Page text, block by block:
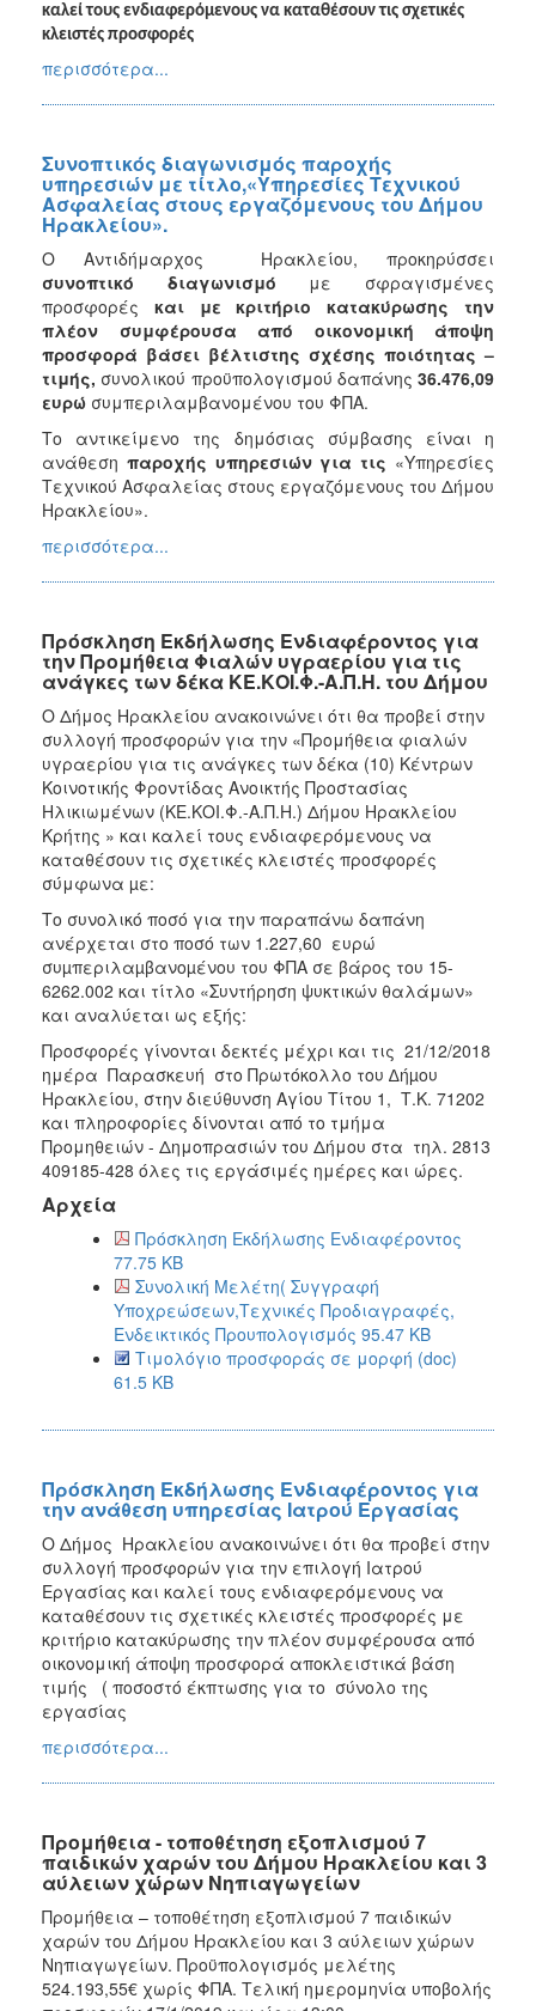
καλεί τους ενδιαφερόμενους να καταθέσουν τις σχετικές
κλειστές προσφορές
περισσότερα...
Συνοπτικός διαγωνισμός παροχής
υπηρεσιών με τίτλο,«Υπηρεσίες Τεχνικού
Ασφαλείας στους εργαζόμενους του Δήμου
Ηρακλείου».
Ο Αντιδήμαρχος Ηρακλείου, προκηρύσσει
συνοπτικό διαγωνισμό με σφραγισμένες
προσφορές και με κριτήριο κατακύρωσης την
πλέον συμφέρουσα από οικονομική άποψη
προσφορά βάσει βέλτιστης σχέσης ποιότητας –
τιμής, συνολικού προϋπολογισμού δαπάνης 36.476,09
ευρώ συμπεριλαμβανομένου του ΦΠΑ.
Το αντικείμενο της δημόσιας σύμβασης είναι η
ανάθεση παροχής υπηρεσιών για τις «Υπηρεσίες
Τεχνικού Ασφαλείας στους εργαζόμενους του Δήμου
Ηρακλείου».
περισσότερα...
Πρόσκληση Εκδήλωσης Ενδιαφέροντος για
την Προμήθεια Φιαλών υγραερίου για τις
ανάγκες των δέκα ΚΕ.ΚΟΙ.Φ.-Α.Π.Η. του Δήμου
Ο Δήμος Ηρακλείου ανακοινώνει ότι θα προβεί στην
συλλογή προσφορών για την «Προμήθεια φιαλών
υγραερίου για τις ανάγκες των δέκα (10) Κέντρων
Κοινοτικής Φροντίδας Ανοικτής Προστασίας
Ηλικιωμένων (ΚΕ.ΚΟΙ.Φ.-Α.Π.Η.) Δήμου Ηρακλείου
Κρήτης » και καλεί τους ενδιαφερόμενους να
καταθέσουν τις σχετικές κλειστές προσφορές
σύμφωνα µε:
Το συνολικό ποσό για την παραπάνω δαπάνη
ανέρχεται στο ποσό των 1.227,60 ευρώ
συµπεριλαµβανοµένου του ΦΠΑ σε βάρος του 15-
6262.002 και τίτλο «Συντήρηση ψυκτικών θαλάμων»
και αναλύεται ως εξής:
Προσφορές γίνονται δεκτές μέχρι και τις 21/12/2018
ημέρα Παρασκευή στο Πρωτόκολλο του ∆ήµου
Ηρακλείου, στην διεύθυνση Αγίου Τίτου 1, Τ.Κ. 71202
και πληροφορίες δίνονται από το τμήμα
Προμηθειών - Δημοπρασιών του Δήμου στα τηλ. 2813
409185-428 όλες τις εργάσιμές ημέρες και ώρες.
Αρχεία
Πρόσκληση Εκδήλωσης Ενδιαφέροντος
77.75 KB
Συνολική Μελέτη( Συγγραφή
Υποχρεώσεων,Τεχνικές Προδιαγραφές,
Ενδεικτικός Προυπολογισμός 95.47 KB
Τιμολόγιο προσφοράς σε μορφή (doc)
61.5 KB
Πρόσκληση Εκδήλωσης Ενδιαφέροντος για
την ανάθεση υπηρεσίας Ιατρού Εργασίας
Ο Δήμος Ηρακλείου ανακοινώνει ότι θα προβεί στην
συλλογή προσφορών για την επιλογή Ιατρού
Εργασίας και καλεί τους ενδιαφερόμενους να
καταθέσουν τις σχετικές κλειστές προσφορές με
κριτήριο κατακύρωσης την πλέον συμφέρουσα από
οικονομική άποψη προσφορά αποκλειστικά βάση
τιμής ( ποσοστό έκπτωσης για το σύνολο της
εργασίας
περισσότερα...
Προμήθεια - τοποθέτηση εξοπλισμού 7
παιδικών χαρών του Δήμου Ηρακλείου και 3
αύλειων χώρων Νηπιαγωγείων
Προμήθεια – τοποθέτηση εξοπλισμού 7 παιδικών
χαρών του Δήμου Ηρακλείου και 3 αύλειων χώρων
Νηπιαγωγείων. Προϋπολογισμός μελέτης
524.193,55€ χωρίς ΦΠΑ. Τελική ημερομηνία υποβολής